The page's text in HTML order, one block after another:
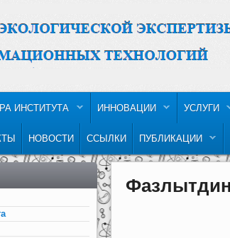
CONTENT
ИНСТИТУТА ИННОВАЦИИ УСЛУГИ
НОВОСТИ ССЫЛКИ ПУБЛИКАЦИИ